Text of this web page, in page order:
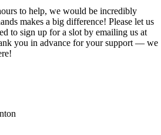
to help, we would be incredibly
makes a big difference! Please let us
to sign up for a slot by emailing us at
you in advance for your support — we